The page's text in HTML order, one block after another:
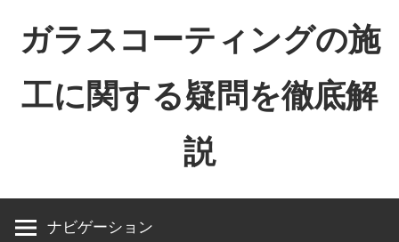
ガラスコーティングの施
工に関する疑問を徹底解
説
ナビゲーション